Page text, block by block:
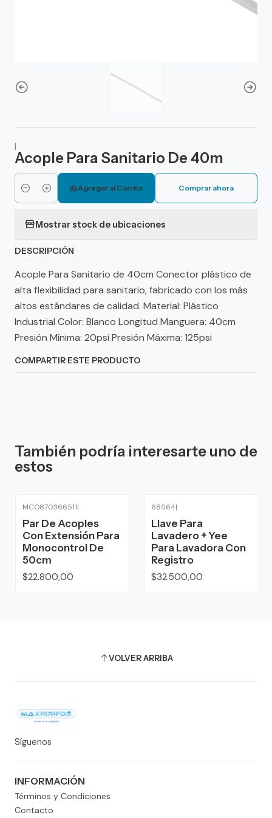
|
Acople Para Sanitario De 40m
Cantidad
Agregar al Carrito Comprar ahora
Mostrar stock de ubicaciones
DESCRIPCIÓN
Acople Para Sanitario de 40cm Conector plástico de
alta flexibilidad para sanitario, fabricado con los más
altos estándares de calidad. Material: Plástico
Industrial Color: Blanco Longitud Manguera: 40cm
Presión Mínima: 20psi Presión Máxima: 125psi
COMPARTIR ESTE PRODUCTO
También podría interesarte uno de
estos
MCO870366511|
Par De Acoples
Con Extensión Para
Monocontrol De
50cm
$22.800,00
68564|
Llave Para
Lavadero + Yee
Para Lavadora Con
Registro
$32.500,00
VOLVER ARRIBA
Síguenos
INFORMACIÓN
Términos y Condiciones
Contacto